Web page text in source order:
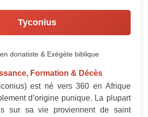
Tyconius
donatiste & Exégète biblique
Formation & Décès
est né vers 360 en Afrique
d’origine punique. La plupart
sur sa vie proviennent de saint